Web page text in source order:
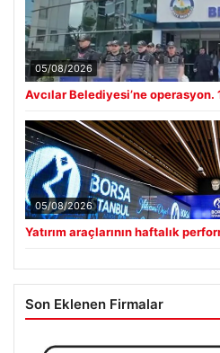
05/08/2026
Avcılar Belediyesi’ne operasyon.
05/08/2026
Yatırım araçlarının haftalık
Son Eklenen Firmalar